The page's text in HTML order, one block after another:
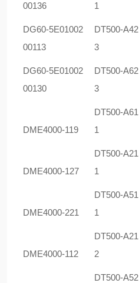
00136
1
DG60-5E01002
00113
DT500-A42
3
DG60-5E01002
00130
DT500-A62
3
DME4000-119
DT500-A61
1
DME4000-127
DT500-A21
1
DME4000-221
DT500-A51
1
DME4000-112
DT500-A21
2
DT500-A52